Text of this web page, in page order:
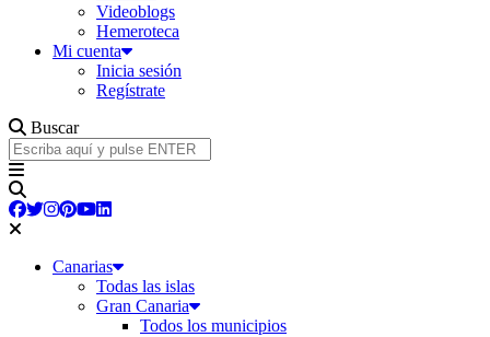
Videoblogs
Hemeroteca
Mi cuenta
Inicia sesión
Regístrate
Buscar
Canarias
Todas las islas
Gran Canaria
Todos los municipios